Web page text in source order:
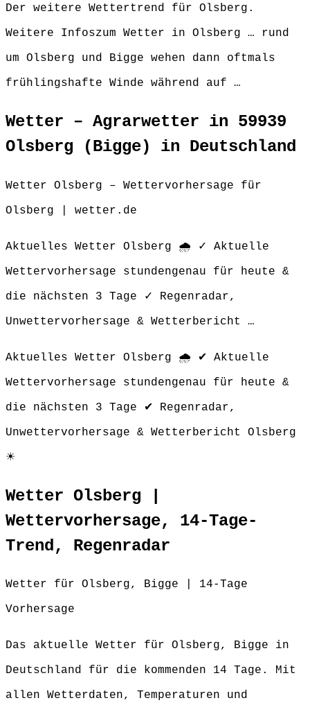
Der weitere Wettertrend für Olsberg.
Weitere Infoszum Wetter in Olsberg … rund
um Olsberg und Bigge wehen dann oftmals
frühlingshafte Winde während auf …
Wetter – Agrarwetter in 59939
Olsberg (Bigge) in Deutschland
Wetter Olsberg – Wettervorhersage für
Olsberg | wetter.de
Aktuelles Wetter Olsberg 🌧️ ✓ Aktuelle
Wettervorhersage stundengenau für heute &
die nächsten 3 Tage ✓ Regenradar,
Unwettervorhersage & Wetterbericht …
Aktuelles Wetter Olsberg 🌧️ ✔ Aktuelle
Wettervorhersage stundengenau für heute &
die nächsten 3 Tage ✔ Regenradar,
Unwettervorhersage & Wetterbericht Olsberg
☀
Wetter Olsberg |
Wettervorhersage, 14-Tage-
Trend, Regenradar
Wetter für Olsberg, Bigge | 14-Tage
Vorhersage
Das aktuelle Wetter für Olsberg, Bigge in
Deutschland für die kommenden 14 Tage. Mit
allen Wetterdaten, Temperaturen und